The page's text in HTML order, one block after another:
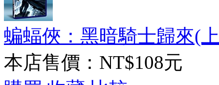
蝙蝠俠：黑暗騎士歸來(
本店售價： NT$108元